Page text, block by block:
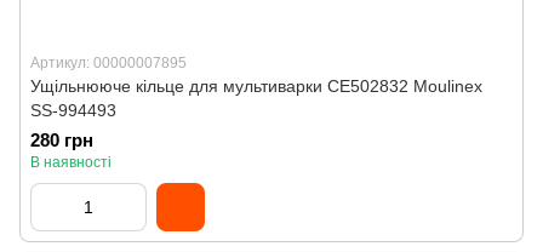
Артикул: 00000007895
Ущільнююче кільце для мультиварки CE502832 Moulinex
SS-994493
280 грн
В наявності